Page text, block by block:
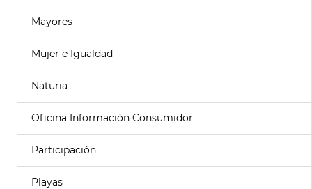
Mayores
Mujer e Igualdad
Naturia
Oficina Información Consumidor
Participación
Playas